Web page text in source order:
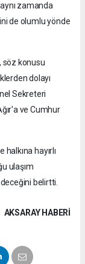
zamanda
de olumlu yönde
söz konusu
dolayı
Sekreteri
ve Cumhur
halkına hayırlı
ulaşım
belirtti.
AKSARAY HABERİ